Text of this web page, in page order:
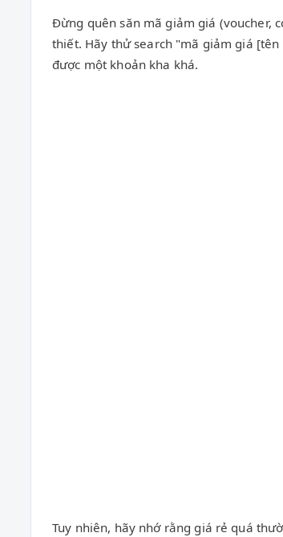
Đừng quên săn mã giảm giá (voucher,
thiết. Hãy thử search "mã giảm giá
được một khoản kha khá.
Tuy nhiên, hãy nhớ rằng giá rẻ quá